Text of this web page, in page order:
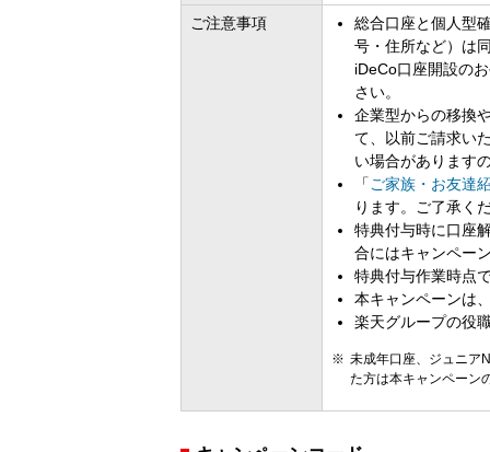
ご注意事項
総合口座と個人型
号・住所など）は
iDeCo口座開設の
さい。
企業型からの移換
て、以前ご請求い
い場合があります
「 ご家族・お友達
ります。ご了承く
特典付与時に口座
合にはキャンペー
特典付与作業時点
本キャンペーンは
楽天グループの役
未成年口座、ジュニア
た方は本キャンペーン